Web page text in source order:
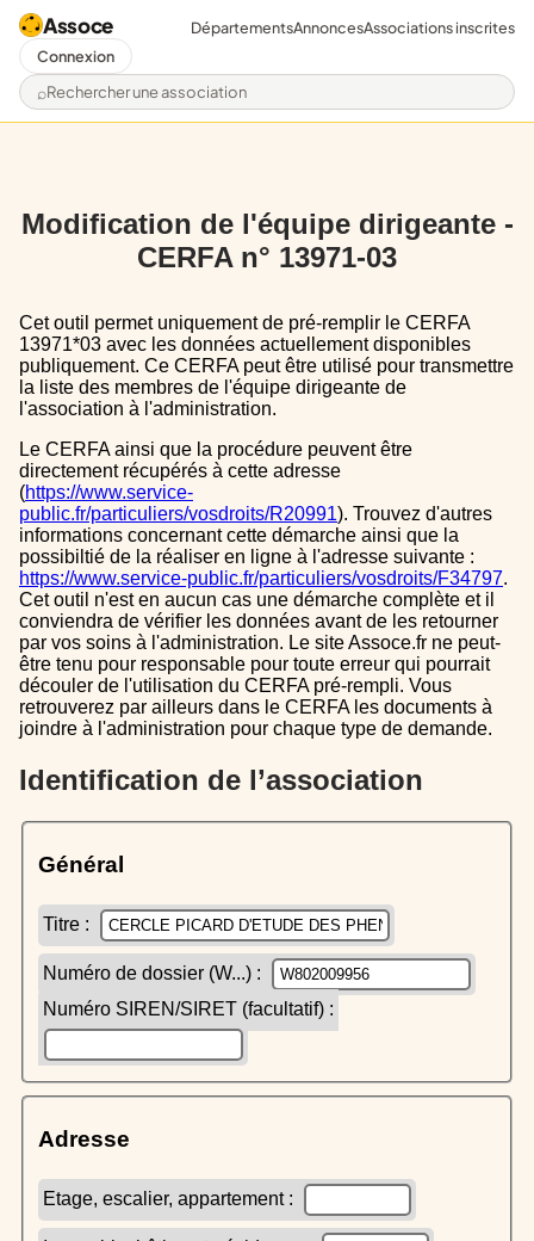
Assoce
Rechercher une association
DépartementsAnnoncesAssociations inscrites
Connexion
Modification de l'équipe dirigeante -
CERFA n° 13971-03
Cet outil permet uniquement de pré-remplir le CERFA
13971*03 avec les données actuellement disponibles
publiquement. Ce CERFA peut être utilisé pour transmettre
la liste des membres de l'équipe dirigeante de
l'association à l'administration.
Le CERFA ainsi que la procédure peuvent être
directement récupérés à cette adresse
(https://www.service-
public.fr/particuliers/vosdroits/R20991). Trouvez d'autres
informations concernant cette démarche ainsi que la
possibiltié de la réaliser en ligne à l'adresse suivante :
https://www.service-public.fr/particuliers/vosdroits/F34797.
Cet outil n'est en aucun cas une démarche complète et il
conviendra de vérifier les données avant de les retourner
par vos soins à l'administration. Le site Assoce.fr ne peut-
être tenu pour responsable pour toute erreur qui pourrait
découler de l'utilisation du CERFA pré-rempli. Vous
retrouverez par ailleurs dans le CERFA les documents à
joindre à l'administration pour chaque type de demande.
Identification de l’association
Général
Titre :
Numéro de dossier (W...) :
Numéro SIREN/SIRET (facultatif) :
Adresse
Etage, escalier, appartement :